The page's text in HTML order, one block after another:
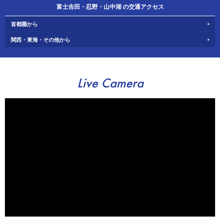
富士吉田・忍野・山中湖 の交通アクセス
首都圏から
関西・東海・その他から
Live Camera